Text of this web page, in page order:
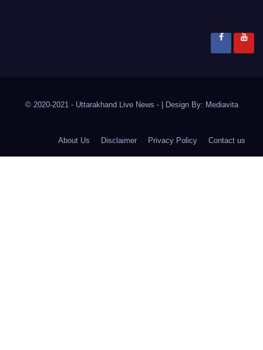
© 2020-2021 - Uttarakhand Live News - Design By: Mediavita
About Us Disclaimer Privacy Policy Contact us